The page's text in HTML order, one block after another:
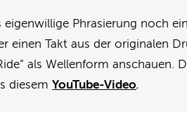
eigenwillige Phrasierung noch
einen Takt aus der originalen
als Wellenform anschauen.
diesemYouTube-Video.